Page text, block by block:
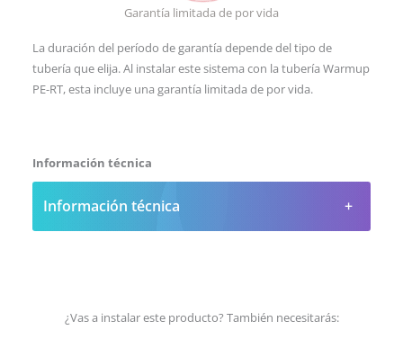
Garantía limitada de por vida
La duración del período de garantía depende del tipo de
tubería que elija. Al instalar este sistema con la tubería Warmup
PE-RT, esta incluye una garantía limitada de por vida.
Información técnica
Información técnica
¿Vas a instalar este producto? También necesitarás: